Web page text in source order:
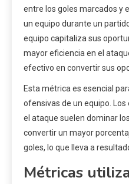
entre los goles marcados y
un equipo durante un
equipo capitaliza sus
mayor eficiencia en el
efectivo en convertir sus
Esta métrica es esencial
ofensivas de un equipo.
el ataque suelen dominar
convertir un mayor
goles, lo que lleva a
Métricas